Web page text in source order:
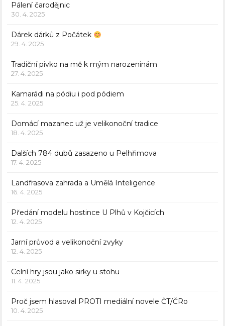
Pálení čarodějnic
30. 4. 2025
Dárek dárků z Počátek
29. 4. 2025
Tradiční pivko na mě k mým narozeninám
27. 4. 2025
Kamarádi na pódiu i pod pódiem
25. 4. 2025
Domácí mazanec už je velikonoční tradice
18. 4. 2025
Dalších 784 dubů zasazeno u Pelhřimova
17. 4. 2025
Landfrasova zahrada a Umělá Inteligence
16. 4. 2025
Předání modelu hostince U Plhů v Kojčicích
12. 4. 2025
Jarní průvod a velikonoční zvyky
12. 4. 2025
Celní hry jsou jako sirky u stohu
11. 4. 2025
Proč jsem hlasoval PROTI mediální novele ČT/ČRo
10. 4. 2025